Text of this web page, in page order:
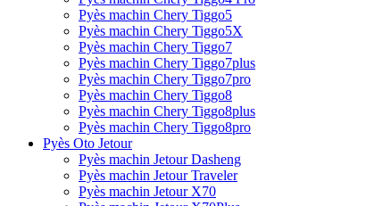
Pyès machin Chery Tiggo5
Pyès machin Chery Tiggo5X
Pyès machin Chery Tiggo7
Pyès machin Chery Tiggo7plus
Pyès machin Chery Tiggo7pro
Pyès machin Chery Tiggo8
Pyès machin Chery Tiggo8plus
Pyès machin Chery Tiggo8pro
Pyès Oto Jetour
Pyès machin Jetour Dasheng
Pyès machin Jetour Traveler
Pyès machin Jetour X70